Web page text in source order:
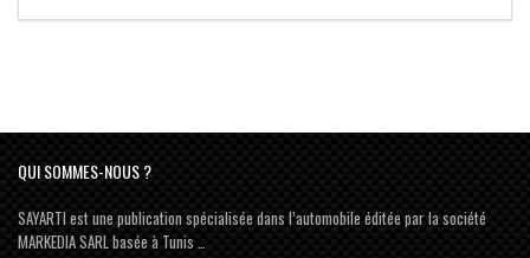
QUI SOMMES-NOUS ?
SAYARTI est une publication spécialisée dans l’automobile éditée par la société
MARKEDIA SARL basée à Tunis …